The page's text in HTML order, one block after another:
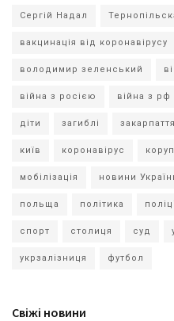
Сергій Надал
вакцинація від коронавірусу
володимир зеленський
війна з росією війна з рф
діти загиблі закарпаття
київ коронавірус
мобілізація новини
польща політика
спорт столиця суд
укрзалізниця футбол
Свіжі новини